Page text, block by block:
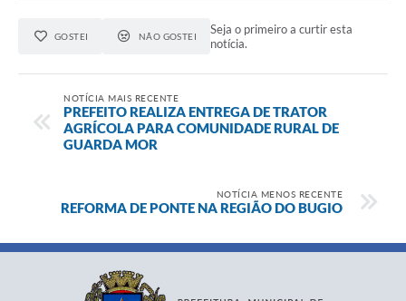
GOSTEI NÃO GOSTEI
Seja o primeiro a curtir esta
notícia.
NOTÍCIA MAIS RECENTE
PREFEITO REALIZA ENTREGA DE TRATOR
AGRÍCOLA PARA COMUNIDADE RURAL DE
GUARDA MOR
NOTÍCIA MENOS RECENTE
REFORMA DE PONTE NA REGIÃO DO BUGIO